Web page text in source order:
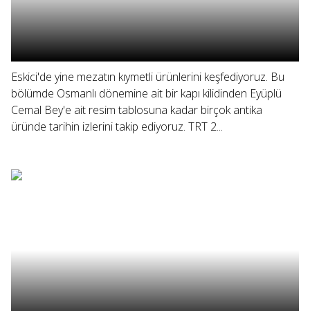
Eskici'de yine mezatın kıymetli ürünlerini keşfediyoruz. Bu
bölümde Osmanlı dönemine ait bir kapı kilidinden Eyüplü
Cemal Bey'e ait resim tablosuna kadar birçok antika
üründe tarihin izlerini takip ediyoruz. TRT 2...